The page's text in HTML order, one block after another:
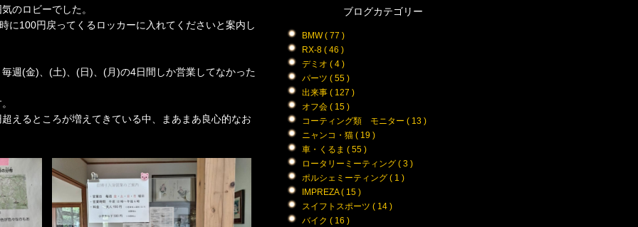
のロビーでした。
に100円戻ってくるロッカーに入れてくださいと案内し
週(金)、(土)、(日)、(月)の4日間しか営業してなかった
えるところが増えてきている中、まあまあ良心的なお
ブログカテゴリー
BMW ( 77 )
RX-8 ( 46 )
デミオ ( 4 )
パーツ ( 55 )
出来事 ( 127 )
オフ会 ( 15 )
コーティング類 モニター ( 13 )
ニャンコ・猫 ( 19 )
車・くるま ( 55 )
ロータリーミーティング ( 3 )
ポルシェミーティング ( 1 )
IMPREZA ( 15 )
スイフトスポーツ ( 14 )
バイク ( 16 )